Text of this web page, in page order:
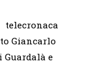
Giancarlo
Guardalà e